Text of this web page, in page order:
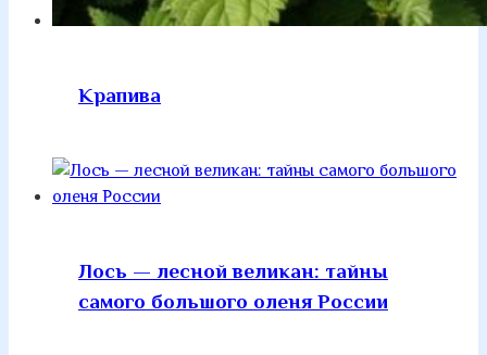
Крапива
Лось — лесной великан: тайны
самого большого оленя России